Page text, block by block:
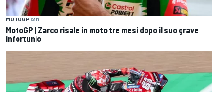
MOTOGP12 h
MotoGP | Zarco risale in moto tre mesi dopo il suo grave
infortunio